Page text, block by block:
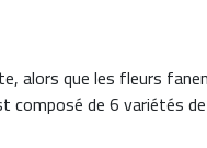
alors que les fleurs
composé de 6 variétés